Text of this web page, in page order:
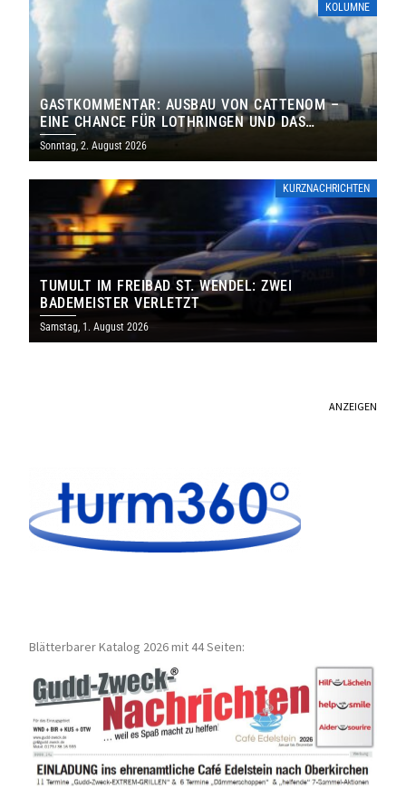
KOLUMNE
GASTKOMMENTAR: AUSBAU VON CATTENOM –
EINE CHANCE FÜR LOTHRINGEN UND DAS
SAARLAND
Sonntag, 2. August 2026
KURZNACHRICHTEN
TUMULT IM FREIBAD ST. WENDEL: ZWEI
BADEMEISTER VERLETZT
Samstag, 1. August 2026
ANZEIGEN
Blätterbarer Katalog 2026 mit 44 Seiten: